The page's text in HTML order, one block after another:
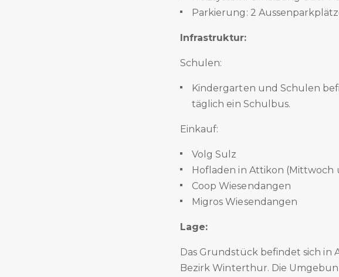
Parkierung: 2
Infrastruktur:
Schulen:
Kindergarten und Schulen
täglich ein Schulbus.
Einkauf:
Volg Sulz
Hofladen in Attikon (Mittwoch
Coop Wiesendangen
Migros Wiesendangen
Lage:
Das Grundstück befindet sich in
Bezirk Winterthur. Die